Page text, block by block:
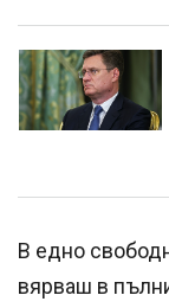
В едно
вярваш в